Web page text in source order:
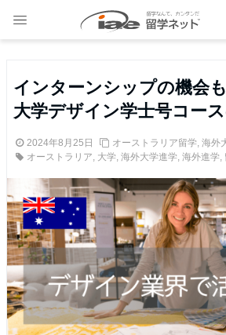
インターンシップの機会
大学デザイン学士号コー
2024年8月25日 オーストラリア留学, 海外
オーストラリア, 大学, 海外大学進学, 海外進学,